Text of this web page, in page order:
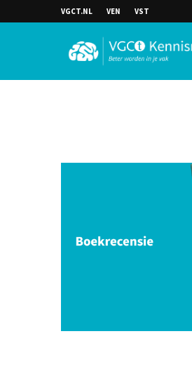
VGCT.NL VEN VST